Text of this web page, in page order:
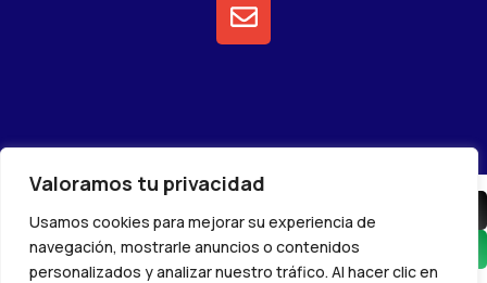
Valoramos tu privacidad
Usamos cookies para mejorar su experiencia de
navegación, mostrarle anuncios o contenidos
personalizados y analizar nuestro tráfico. Al hacer clic en
Siguenos